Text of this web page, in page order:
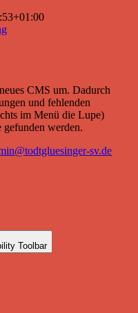
CMS um. Dadurch
und fehlenden
im Menü die Lupe)
werden.
sv.de
Toolbar